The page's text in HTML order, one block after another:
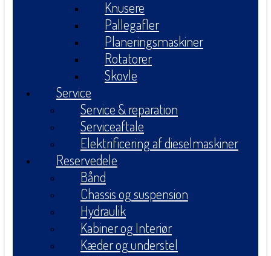
Knusere
Pallegafler
Planeringsmaskiner
Rotatorer
Skovle
Service
Service & reparation
Serviceaftale
Elektrificering af dieselmaskiner
Reservedele
Bånd
Chassis og suspension
Hydraulik
Kabiner og Interiør
Kæder og understel